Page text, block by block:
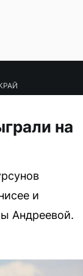
на
и
Андреевой.